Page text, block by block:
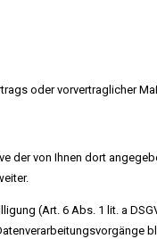
oder vorvertraglicher
der von Ihnen dort
(Art. 6 Abs. 1 lit. a